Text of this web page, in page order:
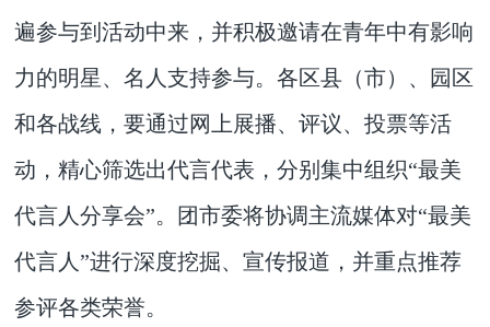
遍参与到活动中来，并积极邀请在青年中有影响
力的明星、名人支持参与。各区县（市）、园区
和各战线，要通过网上展播、评议、投票等活
动，精心筛选出代言代表，分别集中组织“最美
代言人分享会”。团市委将协调主流媒体对“最美
代言人”进行深度挖掘、宣传报道，并重点推荐
参评各类荣誉。